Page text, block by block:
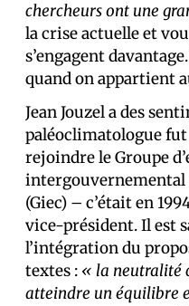
chercheurs ont une
la crise actuelle et
s’engagent
quand on appartient
Jean Jouzel a des
paléoclimatologue
rejoindre le Groupe
intergouvernemental
(Giec) – c’était en
vice-président. Il est
l’intégration du
textes : « la neutralité
atteindre un équilibre